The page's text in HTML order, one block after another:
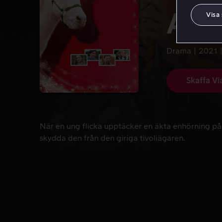
A
Drama 2021
Skaffa
När en ung flicka upptäcker en äkta enhörning
När en ung flicka upptäcker en äkta enhörning
skydda den från den giriga tivoliägaren.
Visa